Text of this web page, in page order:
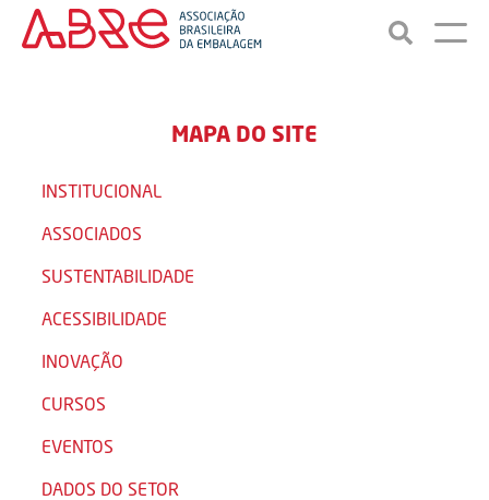
MAPA DO SITE
INSTITUCIONAL
ASSOCIADOS
SUSTENTABILIDADE
ACESSIBILIDADE
INOVAÇÃO
CURSOS
EVENTOS
DADOS DO SETOR